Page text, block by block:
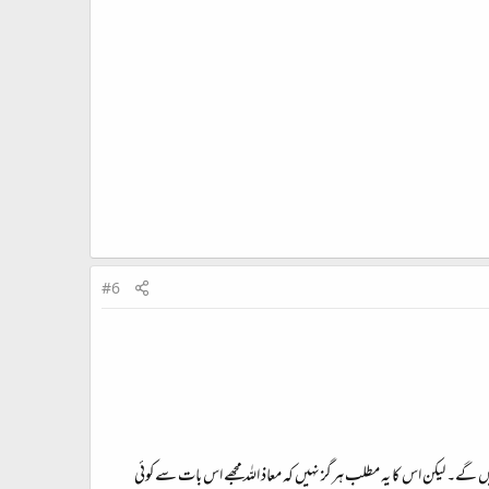
کی" اور "اس قید" کے نقطہء امتزاج پر تھوڑا سا فقدان ہے۔ مجھے وہاں وقف کرنا پڑ
#6
لیکن اس کا یہ مطلب ہرگز نہیں کہ معاذ اللہ مجھے اس بات سے کوئی